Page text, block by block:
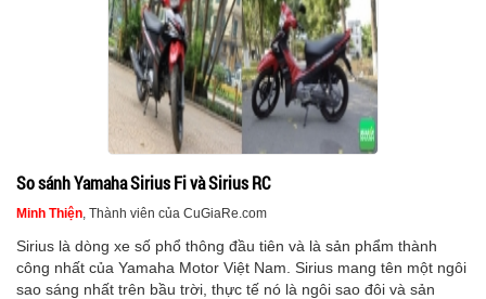
So sánh Yamaha Sirius Fi và Sirius RC
Minh Thiện, Thành viên của CuGiaRe.com
Sirius là dòng xe số phổ thông đầu tiên và là sản phẩm thành
công nhất của Yamaha Motor Việt Nam. Sirius mang tên một ngôi
sao sáng nhất trên bầu trời, thực tế nó là ngôi sao đôi và sản